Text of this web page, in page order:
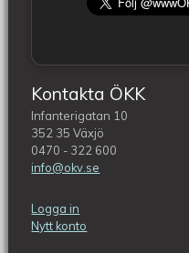
Kontakta ÖKK
Infanterigatan 10
352 35 Växjö
0470 - 322 600
info@okv.se
Logga in
Nytt konto